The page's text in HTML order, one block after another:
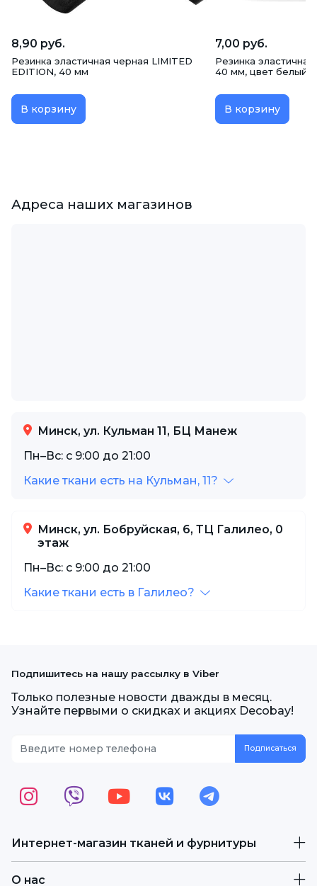
8,90 руб.
Резинка эластичная черная LIMITED
EDITION, 40 мм
В корзину
7,00 руб.
Резинка
40 мм, цвет белый
В корзину
Адреса наших магазинов
Минск, ул. Кульман 11, БЦ Манеж
Пн–Вс: с 9:00 до 21:00
Какие ткани есть на Кульман, 11?
Минск, ул. Бобруйская, 6, ТЦ Галилео, 0
этаж
Пн–Вс: с 9:00 до 21:00
Какие ткани есть в Галилео?
Интернет-магазин тканей и фурнитуры
О нас
Подпишитесь на нашу рассылку в Viber
Только полезные новости дважды в месяц.
Узнайте первыми о скидках и акциях Decobay!